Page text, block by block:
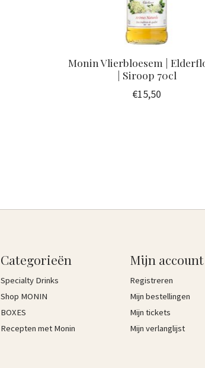
Monin Vlierbloesem |
| Siroop 70cl
€15,50
Categorieën
Specialty Drinks
Shop MONIN
BOXES
Recepten met Monin
Mijn account
Registreren
Mijn bestellingen
Mijn tickets
Mijn verlanglijst